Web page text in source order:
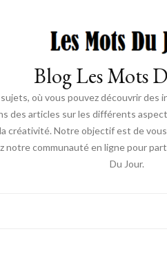
Blog Les Mots
où vous pouvez découvrir
des articles sur les différents
créativité. Notre objectif est de
communauté en ligne pour
Du Jour.